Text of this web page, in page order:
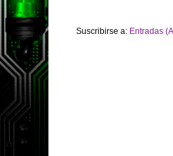
Suscribirse a: Entradas